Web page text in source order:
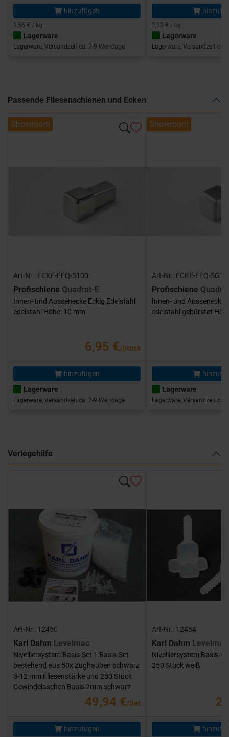
hinzufügen
1,56 € / kg
Lagerware
Lagerware, Versandzeit ca. 7-9 Werktage
2,13 € / kg
Lagerware
Lagerware, Versandzeit ca.
Passende Fliesenschienen und Ecken
Showroom
Art-Nr.: ECKE-FEQ-S100
Profischiene Quadrat-E
Innen- und Aussenecke Eckig Edelstahl
edelstahl Höhe: 10 mm
6,95 €/Stück
hinzufügen
Lagerware
Lagerware, Versandzeit ca. 7-9 Werktage
Showroom
Art-Nr.: ECKE-FEQ-
Profischiene
Innen- und Aussenecke
edelstahl gebürstet
Lagerware
Lagerware, Versandzeit ca.
Verlegehilfe
Art-Nr.: 12450
Karl Dahm Levelmac
Nivelliersystem Basis-Set 1 Basis-Set
bestehend aus 50x Zughauben schwarz
3-12 mm Fliesenstärke und 250 Stück
Gewindelaschen Basis 2mm schwarz
49,94 €/Set
hinzufügen
Art-Nr.: 12454
Karl Dahm Levelmac
Nivelliersystem Basis-
250 Stück weiß